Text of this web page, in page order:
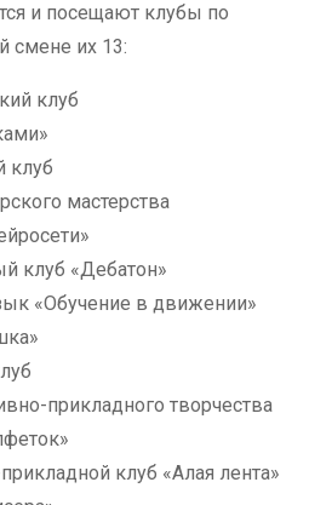
и посещают клубы по
смене их 13:
клуб
клуб
мастерства
клуб «Дебатон»
«Обучение в движении»
прикладного творчества
клуб «Алая лента»